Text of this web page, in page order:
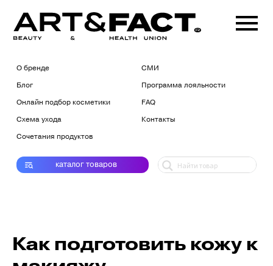
О бренде
Блог
Онлайн подбор косметики
Схема ухода
Сочетания продуктов
СМИ
Программа лояльности
FAQ
Контакты
каталогтоваров
Как подготовить кожу к